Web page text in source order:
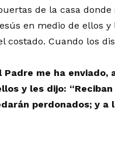
de la casa donde
en medio de ellos y
costado. Cuando los
Padre me ha enviado,
y les dijo: “
án perdonados; y a